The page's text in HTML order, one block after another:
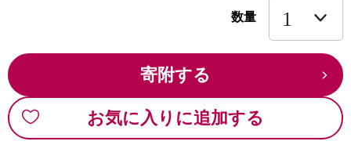
数量
寄附する
お気に入りに追加する